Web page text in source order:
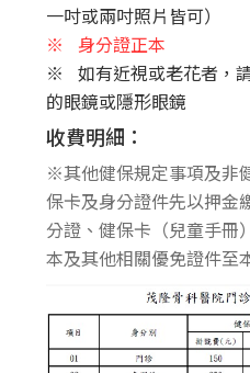
一吋或兩吋照片皆可）
※
身分證正本
※
如有近視或老花者，
的眼鏡或隱形眼鏡
收費明細：
※其他健保規定事項及非
保卡及身分證件先以押金
分證、健保卡（兒童手冊
本及其他相關優免證件至